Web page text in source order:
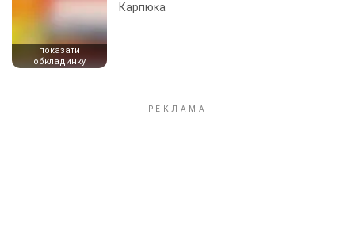
показати
обкладинку
Карпюка